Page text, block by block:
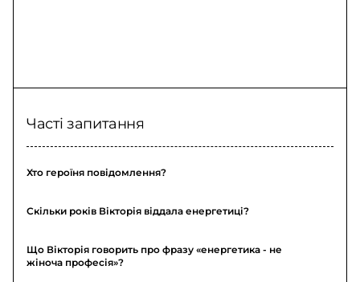
Часті запитання
Хто героїня повідомлення?
Скільки років Вікторія віддала енергетиці?
Що Вікторія говорить про фразу «енергетика - не
жіноча професія»?